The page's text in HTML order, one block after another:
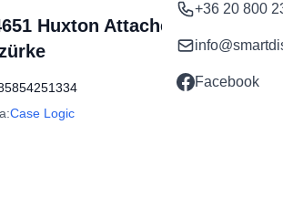
+36 20 800
Facebook
Huxton Attache 14 laptop
Case Logic